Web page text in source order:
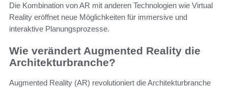
Die Kombination von AR mit anderen Technologien wie Virtual
Reality eröffnet neue Möglichkeiten für immersive und
interaktive Planungsprozesse.
Wie verändert Augmented Reality die
Architekturbranche?
Augmented Reality (AR) revolutioniert die Architekturbranche